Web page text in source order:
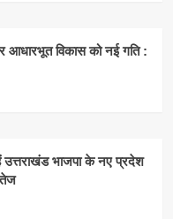
आधारभूत विकास को नई गति :
उत्तराखंड भाजपा के नए प्रदेश
तेज